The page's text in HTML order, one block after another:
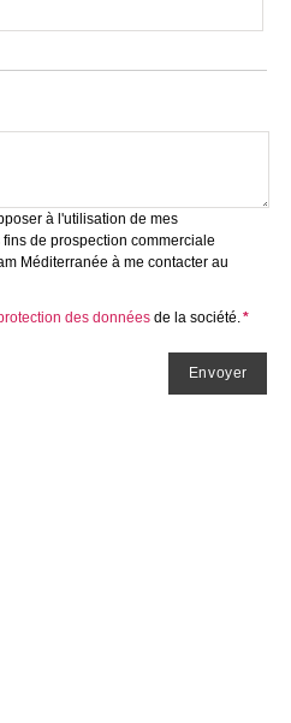
à l'utilisation de mes
de prospection commerciale
Méditerranée à me contacter au
des données de la société.*